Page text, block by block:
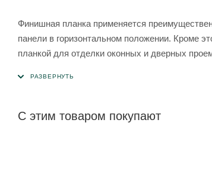
Финишная планка применяется
панели в горизонтальном положении. Кроме
планкой для отделки оконных и дверных
С этим товаром покупают